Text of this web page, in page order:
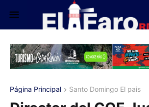
Página Principal Santo Domingo El pais